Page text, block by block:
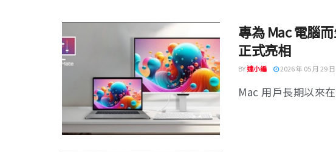
專為 Mac 電腦
正式亮相
BY達小編 2026 年 05 月 29
Mac 用戶長期以來